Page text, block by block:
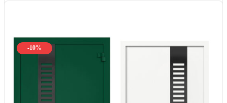
-10%